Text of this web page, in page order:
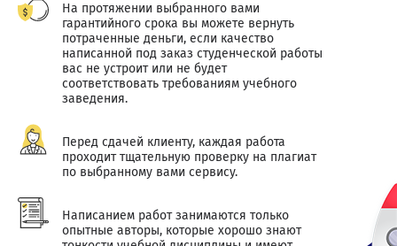
На протяжении выбранного вами
гарантийного срока вы можете вернуть
потраченные деньги, если качество
написанной под заказ студенческой работы
вас не устроит или не будет
соответствовать требованиям учебного
заведения.
Перед сдачей клиенту, каждая работа
проходит тщательную проверку на плагиат
по выбранному вами сервису.
Написанием работ занимаются только
опытные авторы, которые хорошо знают